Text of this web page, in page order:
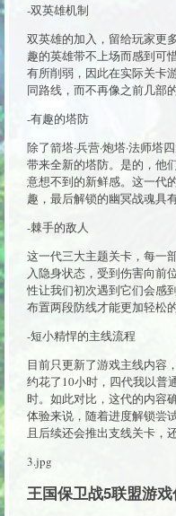
-双英雄机制
双英雄的加入，留给玩家更
趣的英雄带不上场而感到可
有所削弱，因此在实际关卡
同路线，而不再像之前几部
-有趣的塔防
除了箭塔·兵营·炮塔·法师塔
带来全新的塔防。是的，他
意想不到的新鲜感。这一代
趣，最后解锁的幽冥战魂具
-棘手的敌人
这一代三大主题关卡，每一
入隐身状态，受到伤害向前
性让我们初次遇到它们会感
布置两段防线才能更加轻松
-短小精悍的主线流程
目前只更新了游戏主线内容
约花了10小时，四代我以普
时。如此对比，这代的内容
体验来说，随着进度解锁尝
且后续还会推出支线关卡，
3.jpg
王国保卫战5联盟游